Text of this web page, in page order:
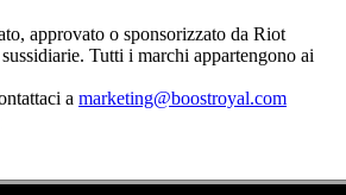
approvato o sponsorizzato da Riot
Tutti i marchi appartengono ai
a marketing@boostroyal.com